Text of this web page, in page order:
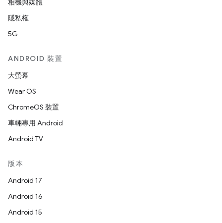
相機與媒體
隱私權
5G
ANDROID 裝置
大螢幕
Wear OS
ChromeOS 裝置
車輛專用 Android
Android TV
版本
Android 17
Android 16
Android 15